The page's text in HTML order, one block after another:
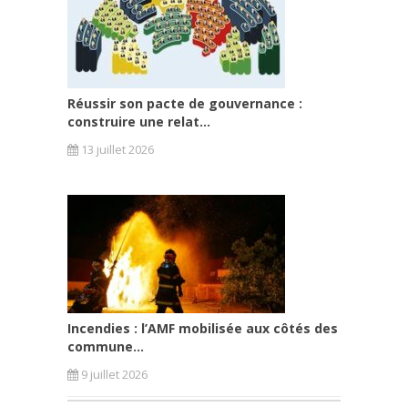
Réussir son pacte de gouvernance :
construire une relat...
13 juillet 2026
Incendies : l’AMF mobilisée aux côtés des
commune...
9 juillet 2026